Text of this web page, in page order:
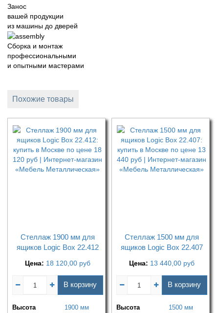
Занос
вашей продукции
из машины до дверей
Сборка и монтаж
профессиональными
и опытными мастерами
Похожие товары
Стеллаж 1900 мм для
ящиков Logic Box 22.412
Цена: 18 120,00 руб
В корзину
Высота
1900 мм
Стеллаж 1500 мм для
ящиков Logic Box 22.407
Цена: 13 440,00 руб
В корзину
Высота
1500 мм